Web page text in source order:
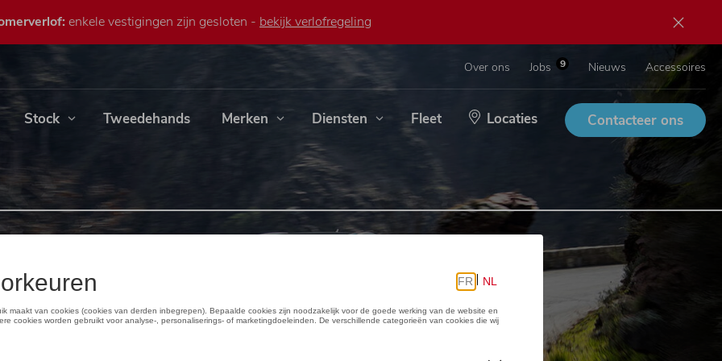
enkele vestigingen zijn gesloten - bekijk verlofregeling
Over ons Jobs 9 Nieuws Accessoires
Stock Tweedehands Merken Diensten Fleet Locaties Contacteer ons